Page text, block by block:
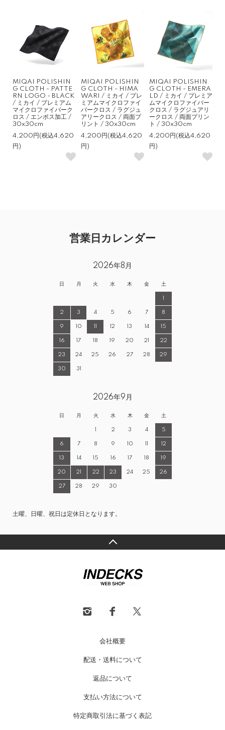
MIQAI POLISHIN
G CLOTH - PATTE
RN LOGO - BLACK
/ ミカイ / プレミアム
マイクロファイバーク
ロス / エンボス加工 /
30x30cm
4,200円(税込4,620
円)
MIQAI POLISHIN
G CLOTH - HIMA
WARI / ミカイ / プレ
ミアムマイクロファイ
バークロス / ラグジュ
アリークロス / 両面プ
リント / 30x30cm
4,200円(税込4,620
円)
MIQAI POLISHIN
G CLOTH - EMERA
LD / ミカイ / プレミア
ムマイクロファイバー
クロス / ラグジュアリ
ークロス / 両面プリン
ト / 30x30cm
4,200円(税込4,620
円)
営業日カレンダー
2026年8月
日 月 火 水 木 金 土
1
2 3 4 5 6 7 8
9 10 11 12 13 14 15
16 17 18 19 20 21 22
23 24 25 26 27 28 29
30 31
2026年9月
日 月 火 水 木 金 土
1 2 3 4 5
6 7 8 9 10 11 12
13 14 15 16 17 18 19
20 21 22 23 24 25 26
27 28 29 30
土曜、日曜、祝日は定休日となります。
会社概要
配送・送料について
返品について
支払い方法について
特定商取引法に基づく表記